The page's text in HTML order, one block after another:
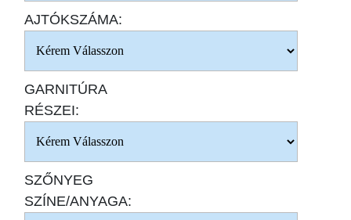
AJTÓKSZÁMA:
GARNITÚRA
RÉSZEI:
SZŐNYEG
SZÍNE/ANYAGA: